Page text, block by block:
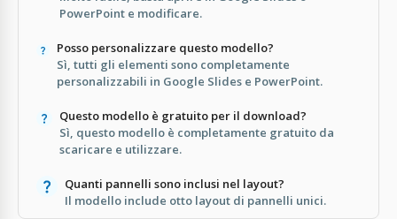
PowerPoint e modificare.
Posso personalizzare questo modello?
Sì, tutti gli elementi sono completamente
personalizzabili in Google Slides e PowerPoint.
Questo modello è gratuito per il download?
Sì, questo modello è completamente gratuito da
scaricare e utilizzare.
Quanti pannelli sono inclusi nel layout?
Il modello include otto layout di pannelli unici.